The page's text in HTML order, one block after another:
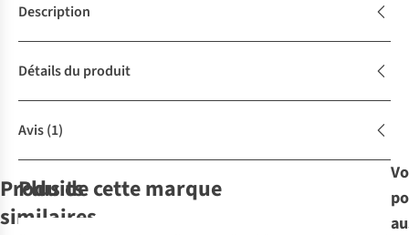
Description
Détails du produit
Avis(1)
Produits
similaires
Plus de cette marque